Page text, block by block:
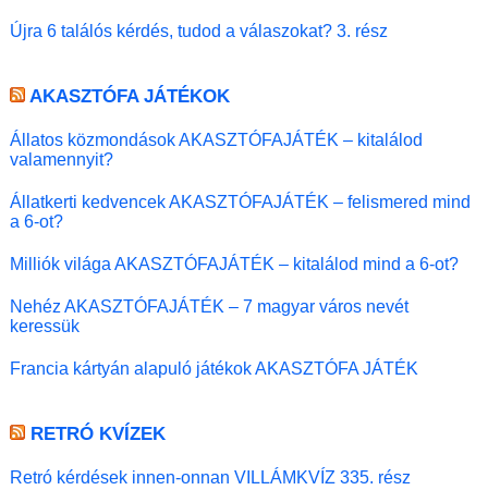
Újra 6 találós kérdés, tudod a válaszokat? 3. rész
AKASZTÓFA JÁTÉKOK
Állatos közmondások AKASZTÓFAJÁTÉK – kitalálod
valamennyit?
Állatkerti kedvencek AKASZTÓFAJÁTÉK – felismered mind
a 6-ot?
Milliók világa AKASZTÓFAJÁTÉK – kitalálod mind a 6-ot?
Nehéz AKASZTÓFAJÁTÉK – 7 magyar város nevét
keressük
Francia kártyán alapuló játékok AKASZTÓFA JÁTÉK
RETRÓ KVÍZEK
Retró kérdések innen-onnan VILLÁMKVÍZ 335. rész